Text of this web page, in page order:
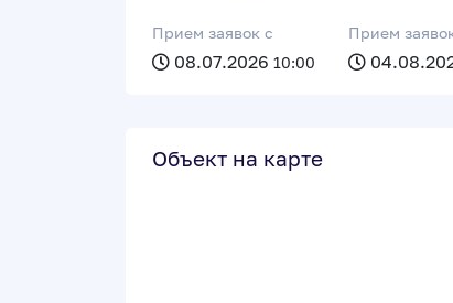
Прием заявок c
08.07.2026 10:00
Прием
Объект на карте